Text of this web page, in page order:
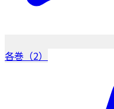
各巻（2）